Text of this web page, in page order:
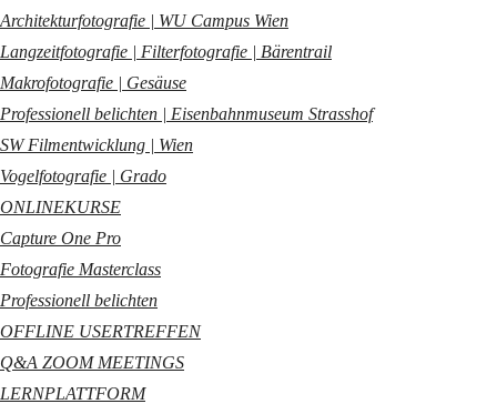
Architekturfotografie | WU Campus Wien
Langzeitfotografie | Filterfotografie | Bärentrail
Makrofotografie | Gesäuse
Professionell belichten | Eisenbahnmuseum Strasshof
SW Filmentwicklung | Wien
Vogelfotografie | Grado
ONLINEKURSE
Capture One Pro
Fotografie Masterclass
Professionell belichten
OFFLINE USERTREFFEN
Q&A ZOOM MEETINGS
LERNPLATTFORM